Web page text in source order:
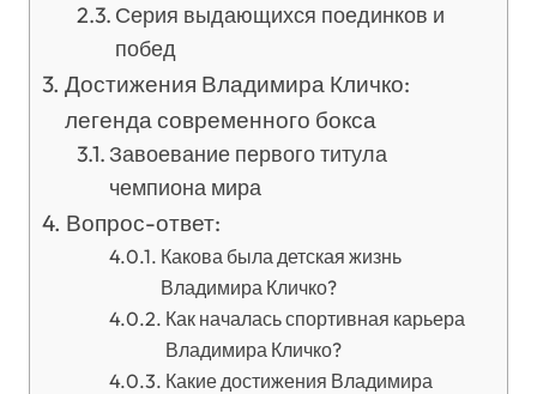
Серия выдающихся поединков и
побед
Достижения Владимира Кличко:
легенда современного бокса
Завоевание первого титула
чемпиона мира
Вопрос-ответ:
Какова была детская жизнь
Владимира Кличко?
Как началась спортивная карьера
Владимира Кличко?
Какие достижения Владимира